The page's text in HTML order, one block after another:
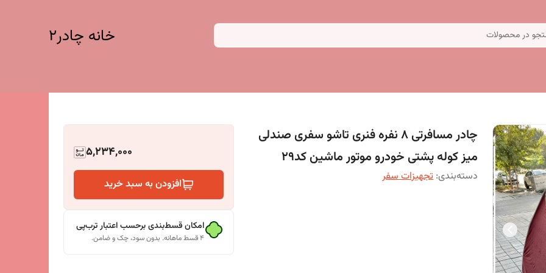
در محصولات خانه چادر۲
چادر مسافرتی 8 نفره فنری تاشو سفری صندلی
میز کوله پشتی خودرو موتور ماشین کد29
دسته‌بندی:تجهیزات سفر
5,234,000
افزودن به سبد خرید
امکان قسط‌بندی برحسب اعتبار ترب‌پی
۴ قسط ماهانه. بدون سود، چک و ضامن.